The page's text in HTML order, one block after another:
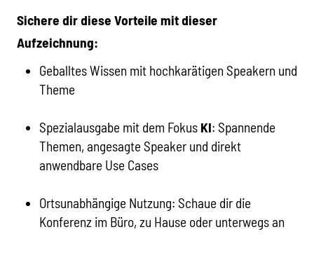
Sichere dir diese Vorteile mit dieser
Aufzeichnung:
Geballtes Wissen mit hochkarätigen Speakern und
Theme
Spezialausgabe mit dem Fokus KI: Spannende
Themen, angesagte Speaker und direkt
anwendbare Use Cases
Ortsunabhängige Nutzung: Schaue dir die
Konferenz im Büro, zu Hause oder unterwegs an